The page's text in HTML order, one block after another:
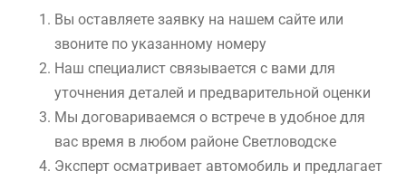
Вы оставляете заявку на нашем сайте или
звоните по указанному номеру
Наш специалист связывается с вами для
уточнения деталей и предварительной оценки
Мы договариваемся о встрече в удобное для
вас время в любом районе Светловодске
Эксперт осматривает автомобиль и предлагает